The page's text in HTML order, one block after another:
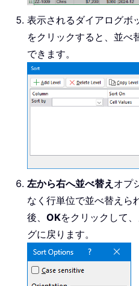
表示されるダイアログボ
をクリックすると、並べ
できます。
左から右へ並べ替え オプ
なく行単位で並べ替えら
後、 OKをクリックして
グに戻ります。